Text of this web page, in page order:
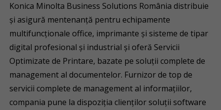
Konica Minolta Business Solutions România distribuie
și asigură mentenanță pentru echipamente
multifuncţionale office, imprimante și sisteme de tipar
digital profesional și industrial şi oferă Servicii
Optimizate de Printare, bazate pe soluţii complete de
management al documentelor. Furnizor de top de
servicii complete de management al informațiilor,
compania pune la dispoziția clienților soluții software